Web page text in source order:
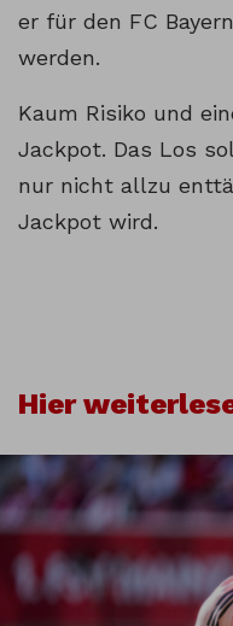
er für den FC
werden.
Kaum Risiko und
Jackpot. Das Los
nur nicht allzu
Jackpot wird.
Hier